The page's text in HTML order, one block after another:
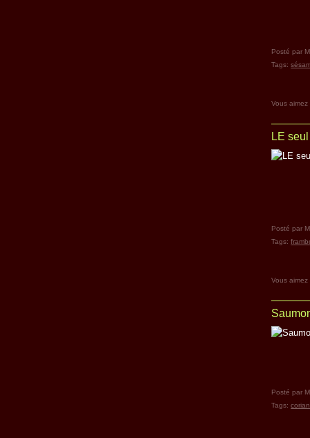
Posté par
Tags:
Vous aimez
LE
Posté par
Tags:
Vous aimez
Posté par
Tags: